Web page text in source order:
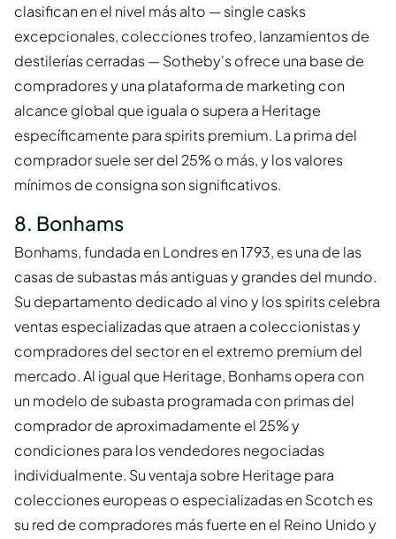
clasifican en el nivel más alto — single casks
excepcionales, colecciones trofeo, lanzamientos de
destilerías cerradas — Sotheby's ofrece una base de
compradores y una plataforma de marketing con
alcance global que iguala o supera a Heritage
específicamente para spirits premium. La prima del
comprador suele ser del 25% o más, y los valores
mínimos de consigna son significativos.
8. Bonhams
Bonhams, fundada en Londres en 1793, es una de las
casas de subastas más antiguas y grandes del mundo.
Su departamento dedicado al vino y los spirits celebra
ventas especializadas que atraen a coleccionistas y
compradores del sector en el extremo premium del
mercado. Al igual que Heritage, Bonhams opera con
un modelo de subasta programada con primas del
comprador de aproximadamente el 25% y
condiciones para los vendedores negociadas
individualmente. Su ventaja sobre Heritage para
colecciones europeas o especializadas en Scotch es
su red de compradores más fuerte en el Reino Unido y